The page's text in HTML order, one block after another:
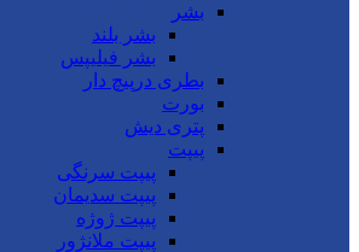
بشر
بشر بلند
بشر فیلیپس
بطری درپیچ دار
بورت
پتری دیش
پیپت
پیپت سرنگی
پیپت سدیمان
پیپت ژوژه
پیپت ملانژور